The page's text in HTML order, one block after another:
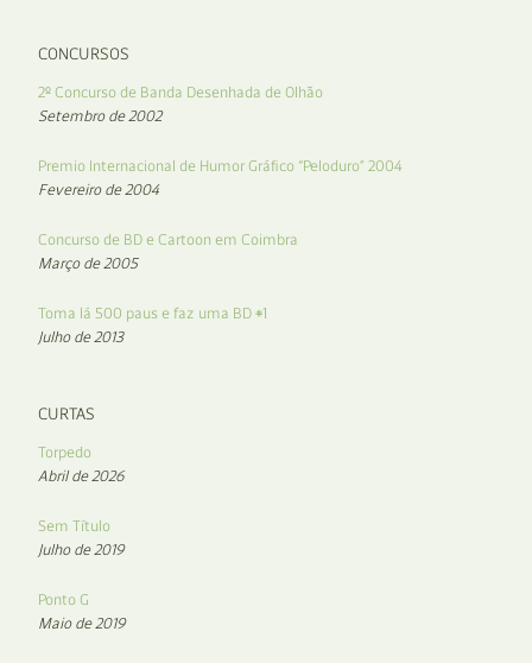
CONCURSOS
2º Concurso de Banda Desenhada de Olhão
Setembro de 2002
Premio Internacional de Humor Gráfico “Peloduro” 2004
Fevereiro de 2004
Concurso de BD e Cartoon em Coimbra
Março de 2005
Toma lá 500 paus e faz uma BD #1
Julho de 2013
CURTAS
Torpedo
Abril de 2026
Sem Título
Julho de 2019
Ponto G
Maio de 2019